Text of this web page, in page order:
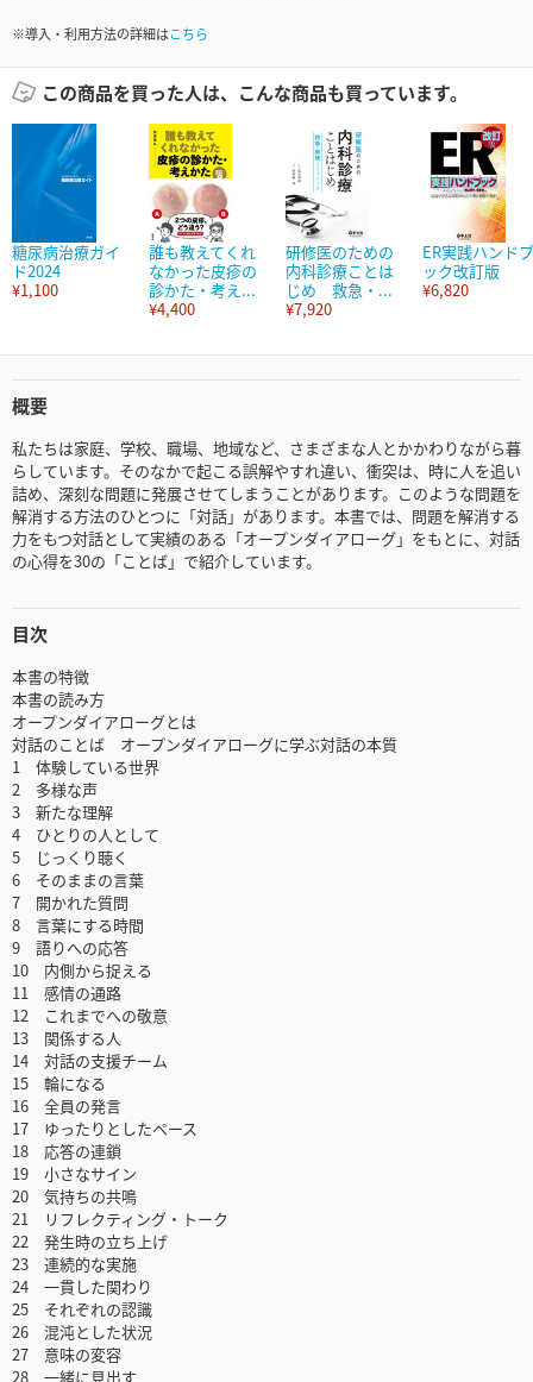
※導入・利用方法の詳細はこちら
この商品を買った人は、こんな商品も買っています。
糖尿病治療ガイ
ド2024
¥1,100
誰も教えてくれ
なかった皮疹の
診かた・考え...
¥4,400
研修医のための
内科診療ことは
じめ 救急・...
¥7,920
ER実践ハンドブ
ック改訂版
¥6,820
概要
私たちは家庭、学校、職場、地域など、さまざまな人とかかわりながら暮
らしています。そのなかで起こる誤解やすれ違い、衝突は、時に人を追い
詰め、深刻な問題に発展させてしまうことがあります。このような問題を
解消する方法のひとつに「対話」があります。本書では、問題を解消する
力をもつ対話として実績のある「オープンダイアローグ」をもとに、対話
の心得を30の「ことば」で紹介しています。
目次
本書の特徴
本書の読み方
オープンダイアローグとは
対話のことば オープンダイアローグに学ぶ対話の本質
1 体験している世界
2 多様な声
3 新たな理解
4 ひとりの人として
5 じっくり聴く
6 そのままの言葉
7 開かれた質問
8 言葉にする時間
9 語りへの応答
10 内側から捉える
11 感情の通路
12 これまでへの敬意
13 関係する人
14 対話の支援チーム
15 輪になる
16 全員の発言
17 ゆったりとしたペース
18 応答の連鎖
19 小さなサイン
20 気持ちの共鳴
21 リフレクティング・トーク
22 発生時の立ち上げ
23 連続的な実施
24 一貫した関わり
25 それぞれの認識
26 混沌とした状況
27 意味の変容
28 一緒に見出す